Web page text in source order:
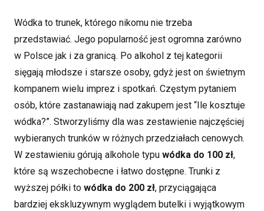
Wódka to trunek, którego nikomu nie trzeba
przedstawiać. Jego popularność jest ogromna zarówno
w Polsce jak i za granicą. Po alkohol z tej kategorii
sięgają młodsze i starsze osoby, gdyż jest on świetnym
kompanem wielu imprez i spotkań. Częstym pytaniem
osób, które zastanawiają nad zakupem jest “Ile kosztuje
wódka?”. Stworzyliśmy dla was zestawienie najczęściej
wybieranych trunków w różnych przedziałach cenowych.
W zestawieniu górują alkohole typu wódka do 100 zł,
które są wszechobecne i łatwo dostępne. Trunki z
wyższej półki to wódka do 200 zł, przyciągająca
bardziej ekskluzywnym wyglądem butelki i wyjątkowym